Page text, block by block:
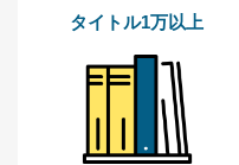
④開示対象個人情報の利
開示対象個人情報につ
たはその代理人からの
（内容の訂正、追加ま
の停止または消去」「
に対応させていただい
タイトル1万以上